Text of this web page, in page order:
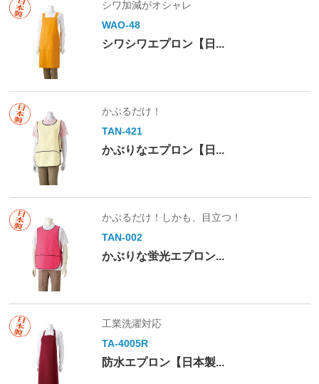
シワ加減がオシャレ
WAO-48
シワシワエプロン【日...
かぶるだけ！
TAN-421
かぶりなエプロン【日...
かぶるだけ！しかも、目立つ！
TAN-002
かぶりな蛍光エプロン...
工業洗濯対応
TA-4005R
防水エプロン【日本製...